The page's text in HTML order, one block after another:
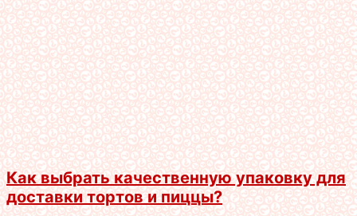
Как выбрать качественную упаковку для
доставки тортов и пиццы?